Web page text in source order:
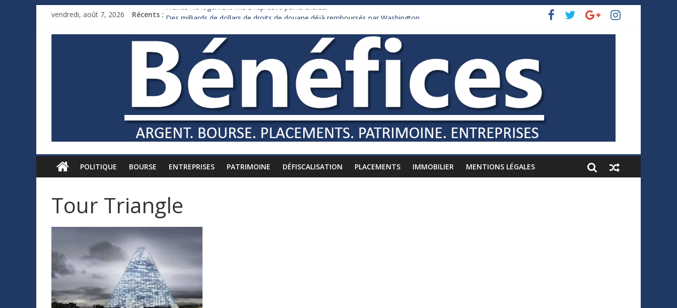
vendredi, août 7, 2026 Récents : France : le logement mis à l’épreuve par la chaleur
Royaume-Uni : Andy Burnham recule sur l’impôt
Xavier Niel, le milliardaire qui ne touche presque rien
Ruée des fortunes russes vers l’étranger
POLITIQUE BOURSE ENTREPRISES PATRIMOINE DÉFISCALISATION PLACEMENTS IMMOBILIER MENTIONS LÉGALES
Tour Triangle